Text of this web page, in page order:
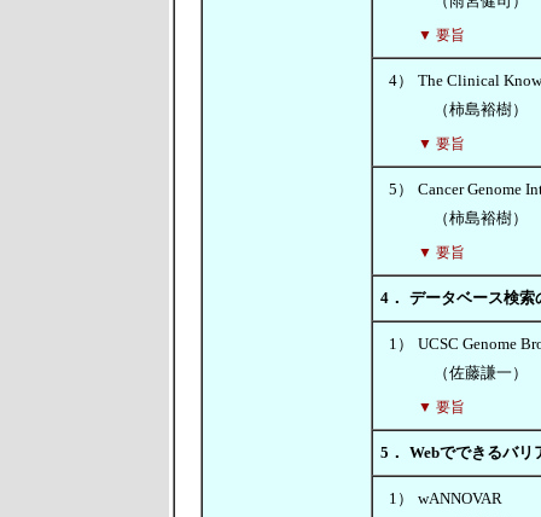
▼ 要旨
4）
The Clinical
（柿島裕樹）
▼ 要旨
5）
Cancer Genome
（柿島裕樹）
▼ 要旨
4． データベース検索
1）
UCSC Genome
（佐藤謙一）
▼ 要旨
5． Webでできるバリ
1）
wANNOVAR